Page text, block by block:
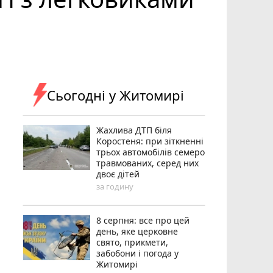
Сьогодні у Житомирі
Жахлива ДТП біля
Коростеня: при зіткненні
трьох автомобілів семеро
травмованих, серед них
двоє дітей
за годину
8 серпня: все про цей
день, яке церковне
свято, прикмети,
забобони і погода у
Житомирі